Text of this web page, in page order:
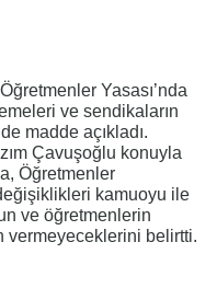
Yasası’nda
ve sendikaların
madde açıkladı.
Çavuşoğlu konuyla
Öğretmenler
kamuoyu ile
ve öğretmenlerin
vermeyeceklerini belirtti.